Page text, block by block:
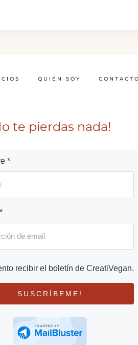
QUIÉN SOY CONTACTO
te pierdas nada!
*
recibir el boletín de CreatiVegan.
SUSCRÍBEME!